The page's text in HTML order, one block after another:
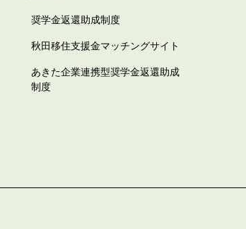
奨学金返還助成制度
秋田移住支援金マッチングサイト
あきた企業連携型奨学金返還助成
制度